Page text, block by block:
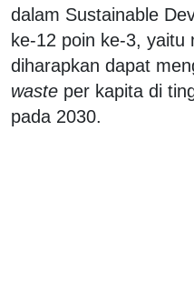
dalam Sustainable
ke-12 poin ke-3, yaitu
diharapkan dapat
waste per kapita di
pada 2030.